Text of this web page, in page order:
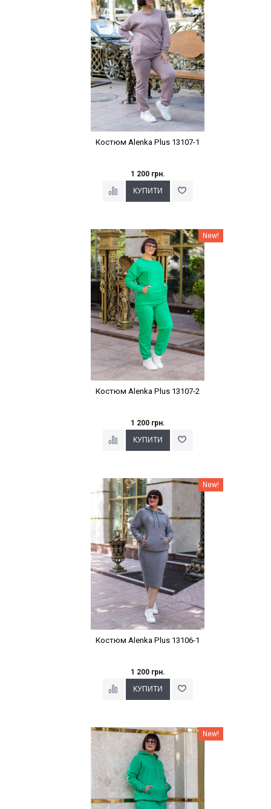
Костюм Alenka Plus 13107-1
1 200 грн.
Наклейки Варіант з % New!
Костюм Alenka Plus 13107-2
1 200 грн.
Наклейки Варіант з % New!
Костюм Alenka Plus 13106-1
1 200 грн.
Наклейки Варіант з % New!